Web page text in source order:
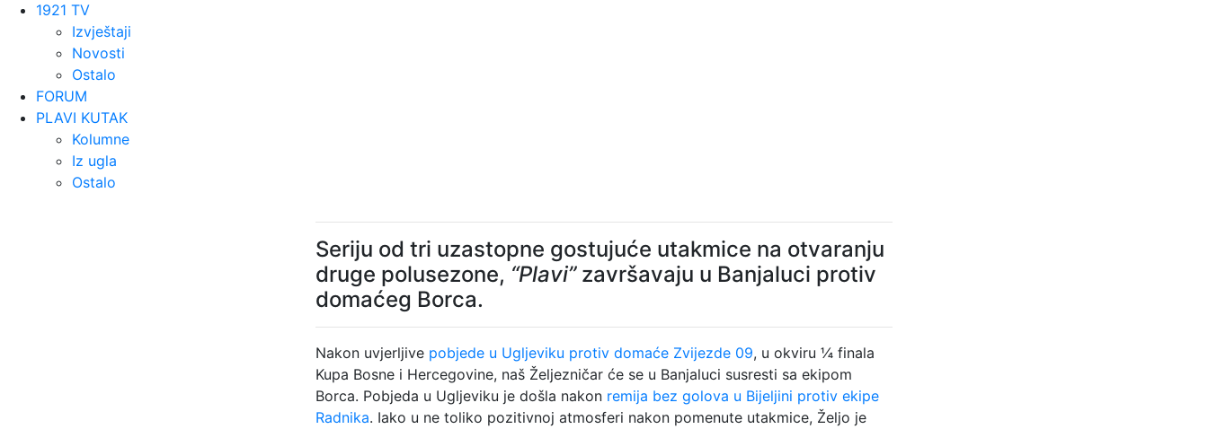
1921 TV
Izvještaji
Novosti
Ostalo
FORUM
PLAVI KUTAK
Kolumne
Iz ugla
Ostalo
Seriju od tri uzastopne gostujuće utakmice na otvaranju
druge polusezone, “Plavi”završavaju u Banjaluci protiv
domaćeg Borca.
Nakon uvjerljive pobjede u Ugljeviku protiv domaće Zvijezde 09, u okviru ¼ finala
Kupa Bosne i Hercegovine, naš Željezničar će se u Banjaluci susresti sa ekipom
Borca. Pobjeda u Ugljeviku je došla nakon remija bez golova u Bijeljini protiv ekipe
Radnika. Iako u ne toliko pozitivnoj atmosferi nakon pomenute utakmice, Željo je